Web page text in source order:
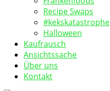
Recipe Swaps
#kekskatastrophe
Halloween
Kaufrausch
Ansichtssache
Über uns
Kontakt